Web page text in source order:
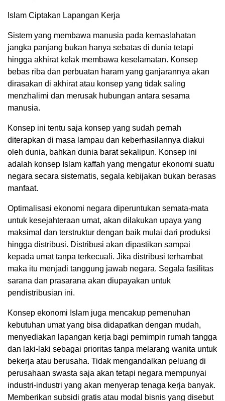
Islam Ciptakan Lapangan Kerja
Sistem yang membawa manusia pada kemaslahatan
jangka panjang bukan hanya sebatas di dunia tetapi
hingga akhirat kelak membawa keselamatan. Konsep
bebas riba dan perbuatan haram yang ganjarannya akan
dirasakan di akhirat atau konsep yang tidak saling
menzhalimi dan merusak hubungan antara sesama
manusia.
Konsep ini tentu saja konsep yang sudah pernah
diterapkan di masa lampau dan keberhasilannya diakui
oleh dunia, bahkan dunia barat sekalipun. Konsep ini
adalah konsep Islam kaffah yang mengatur ekonomi suatu
negara secara sistematis, segala kebijakan bukan berasas
manfaat.
Optimalisasi ekonomi negara diperuntukan semata-mata
untuk kesejahteraan umat, akan dilakukan upaya yang
maksimal dan terstruktur dengan baik mulai dari produksi
hingga distribusi. Distribusi akan dipastikan sampai
kepada umat tanpa terkecuali. Jika distribusi terhambat
maka itu menjadi tanggung jawab negara. Segala fasilitas
sarana dan prasarana akan diupayakan untuk
pendistribusian ini.
Konsep ekonomi Islam juga mencakup pemenuhan
kebutuhan umat yang bisa didapatkan dengan mudah,
menyediakan lapangan kerja bagi pemimpin rumah tangga
dan laki-laki sebagai prioritas tanpa melarang wanita untuk
bekerja atau berusaha. Tidak mengandalkan peluang di
perusahaan swasta saja akan tetapi negara mempunyai
industri-industri yang akan menyerap tenaga kerja banyak.
Memberikan subsidi gratis atau modal bisnis yang disebut